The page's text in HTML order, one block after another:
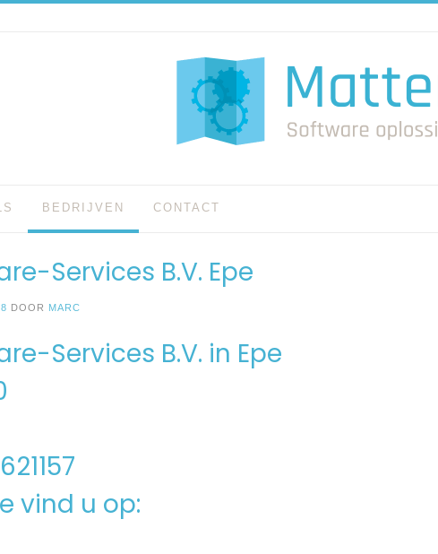
BEDRIJVEN CONTACT
Services B.V. Epe
DOOR MARC
Services B.V. in Epe
vind u op: